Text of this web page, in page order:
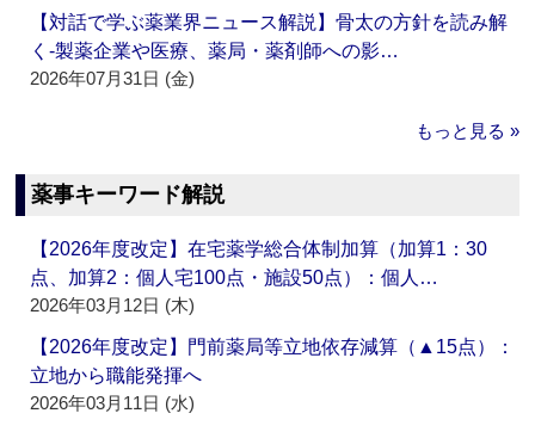
【対話で学ぶ薬業界ニュース解説】骨太の方針を読み解
く‐製薬企業や医療、薬局・薬剤師への影…
2026年07月31日 (金)
もっと見る »
薬事キーワード解説
【2026年度改定】在宅薬学総合体制加算（加算1：30
点、加算2：個人宅100点・施設50点）：個人…
2026年03月12日 (木)
【2026年度改定】門前薬局等立地依存減算（▲15点）：
立地から職能発揮へ
2026年03月11日 (水)